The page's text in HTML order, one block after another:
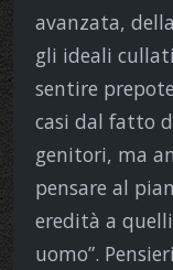
avanzata,
gli ideali
sentire
casi dal fatto
genitori, ma
pensare al
eredità a
uomo”.